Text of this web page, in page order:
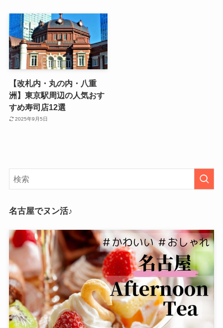
【改札内・丸の内・八重
洲】東京駅周辺の人気おす
すめ寿司店12選
2025年9月5日
名古屋でヌン活♪